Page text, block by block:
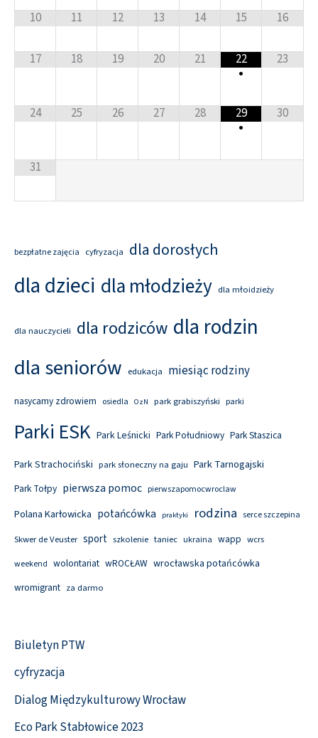
10 11 12 13 14 15 16
17 18 19 20 21
22
•
23
24 25 26 27 28
29
•
30
31
bezpłatne zajęcia cyfryzacja dla dorosłych
dla dzieci dla młodzieży dla młoidzieży
dla nauczycieli dla rodziców dla rodzin
dla seniorów edukacja miesiąc rodziny
nasycamy zdrowiem osiedla OzN park grabiszyński parki
Parki ESK Park Leśnicki Park Południowy Park Staszica
Park Strachociński park słoneczny na gaju Park Tarnogajski
Park Tołpy pierwsza pomoc pierwszapomocwroclaw
Polana Karłowicka potańcówka praktyki rodzina serce szczepina
Skwer de Veuster sport szkolenie taniec ukraina wapp wcrs
weekend wolontariat wROCŁAW wrocławska potańcówka
wromigrant za darmo
Biuletyn PTW
cyfryzacja
Dialog Międzykulturowy Wrocław
Eco Park Stabłowice 2023